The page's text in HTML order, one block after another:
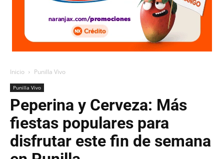
Inicio Punilla Vivo
Punilla Vivo
Peperina y Cerveza: Más
fiestas populares para
disfrutar este fin de semana